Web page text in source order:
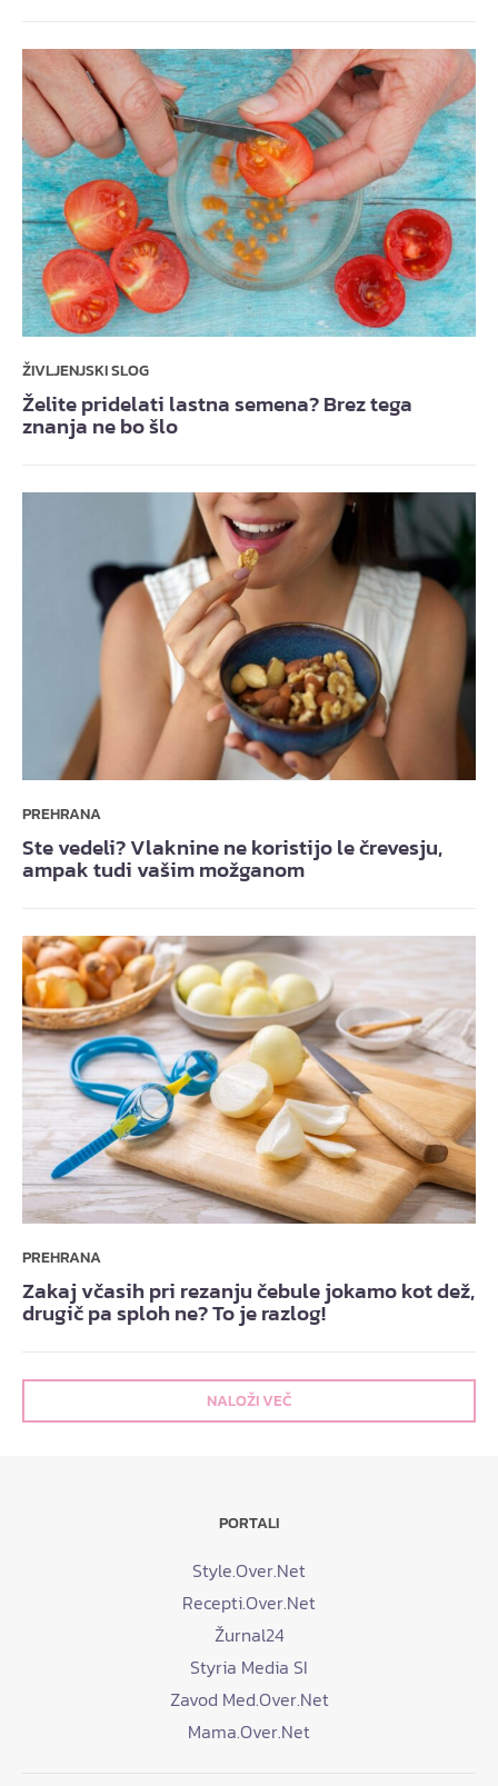
ŽIVLJENJSKI SLOG
Želite pridelati lastna semena? Brez tega
znanja ne bo šlo
PREHRANA
Ste vedeli? Vlaknine ne koristijo le črevesju,
ampak tudi vašim možganom
PREHRANA
Zakaj včasih pri rezanju čebule jokamo kot dež,
drugič pa sploh ne? To je razlog!
NALOŽI VEČ
PORTALI
Style.Over.Net
Recepti.Over.Net
Žurnal24
Styria Media SI
Zavod Med.Over.Net
Mama.Over.Net